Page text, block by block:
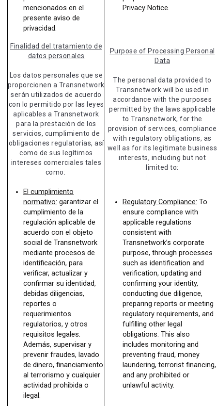
mencionados en el
presente aviso de
privacidad.
Privacy Notice.
Finalidad del tratamiento de
datos personales
Los datos personales que se
proporcionen a Transnetwork
serán utilizados de acuerdo
con lo permitido por las leyes
aplicables a Transnetwork
para la prestación de los
servicios, cumplimiento de
obligaciones regulatorias, así
como de sus legítimos
intereses comerciales tales
como:
Purpose of Processing Personal
Data
The personal data provided to
Transnetwork will be used in
accordance with the purposes
permitted by the laws applicable
to Transnetwork, for the
provision of services, compliance
with regulatory obligations, as
well as for its legitimate business
interests, including but not
limited to:
El cumplimiento
normativo: garantizar el
cumplimiento de la
regulación aplicable de
acuerdo con el objeto
social de Transnetwork
mediante procesos de
identificación, para
verificar, actualizar y
confirmar su identidad,
debidas diligencias,
reportes o
requerimientos
regulatorios, y otros
requisitos legales.
Además, supervisar y
prevenir fraudes, lavado
de dinero, financiamiento
al terrorismo y cualquier
actividad prohibida o
ilegal.
Regulatory Compliance: To
ensure compliance with
applicable regulations
consistent with
Transnetwork’s corporate
purpose, through processes
such as identification and
verification, updating and
confirming your identity,
conducting due diligence,
preparing reports or meeting
regulatory requirements, and
fulfilling other legal
obligations. This also
includes monitoring and
preventing fraud, money
laundering, terrorist financing,
and any prohibited or
unlawful activity.